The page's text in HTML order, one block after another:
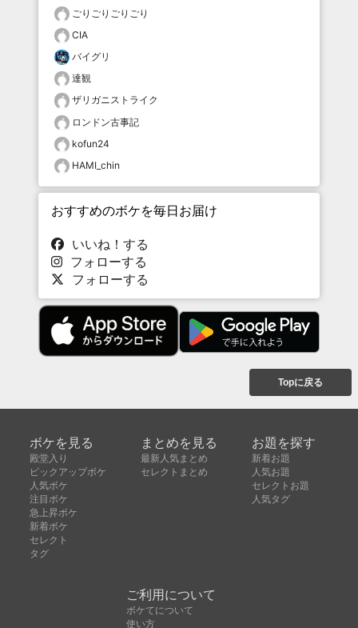
ごりごりごりごり
CIA
バイグリ
達観
ザリガニストライク
ロンドン古事記
kofun24
HAMI_chin
おすすめのボケを毎日お届け
いいね！する
フォローする
フォローする
Topに戻る
ボケを見る
殿堂入り
ピックアップボケ
人気ボケ
注目ボケ
急上昇ボケ
新着ボケ
セレクト
タグ
まとめを見る
最新人気まとめ
セレクトまとめ
お題を探す
新着お題
人気お題
セレクトお題
人気タグ
ご利用について
ボケてについて
使い方